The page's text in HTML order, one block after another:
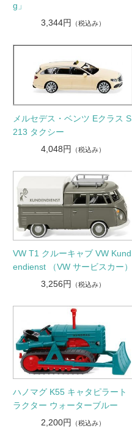
g」
3,344円
（税込み）
メルセデス・ベンツ Eクラス S
213 タクシー
4,048円
（税込み）
VW T1 クルーキャブ VW Kund
endienst （VW サービスカー）
3,256円
（税込み）
ハノマグ K55 キャタピラート
ラクター ウォーターブルー
2,200円
（税込み）